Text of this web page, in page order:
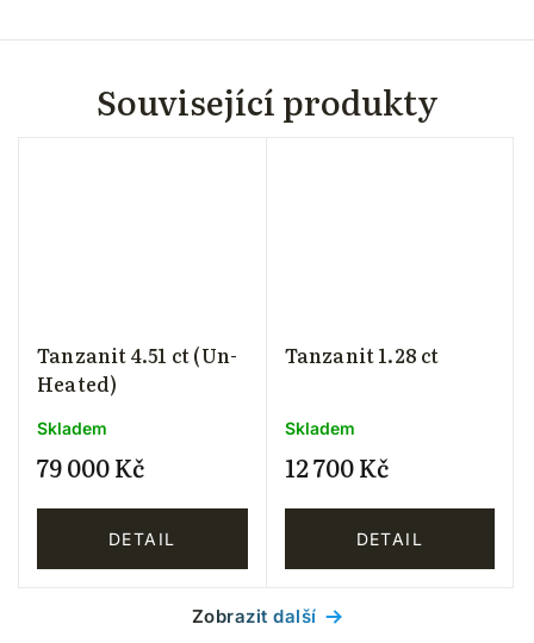
Související produkty
Tanzanit 4.51 ct (Un-
Heated)
Skladem
79 000 Kč
DETAIL
Tanzanit 1.28 ct
Skladem
12 700 Kč
DETAIL
Zobrazit další